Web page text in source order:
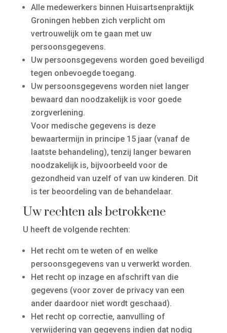
Alle medewerkers binnen Huisartsenpraktijk
Groningen hebben zich verplicht om
vertrouwelijk om te gaan met uw
persoonsgegevens.
Uw persoonsgegevens worden goed beveiligd
tegen onbevoegde toegang.
Uw persoonsgegevens worden niet langer
bewaard dan noodzakelijk is voor goede
zorgverlening.
Voor medische gegevens is deze
bewaartermijn in principe 15 jaar (vanaf de
laatste behandeling), tenzij langer bewaren
noodzakelijk is, bijvoorbeeld voor de
gezondheid van uzelf of van uw kinderen. Dit
is ter beoordeling van de behandelaar.
Uw rechten als betrokkene
U heeft de volgende rechten:
Het recht om te weten of en welke
persoonsgegevens van u verwerkt worden.
Het recht op inzage en afschrift van die
gegevens (voor zover de privacy van een
ander daardoor niet wordt geschaad).
Het recht op correctie, aanvulling of
verwijdering van gegevens indien dat nodig